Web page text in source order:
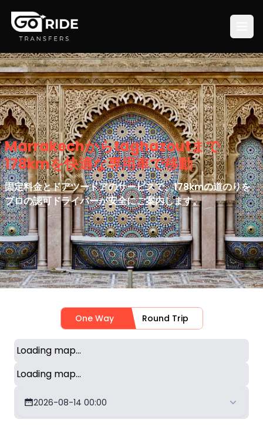
Marrakechからtaghazoutまで
178kmを快適な専用車で移動
固定料金とドアツードアのサービスで、178kmの道のりを
プロの認可ドライバーが安全にご案内します。
One Way Round Trip
Loading map...
Loading map...
2026-08-14 00:00